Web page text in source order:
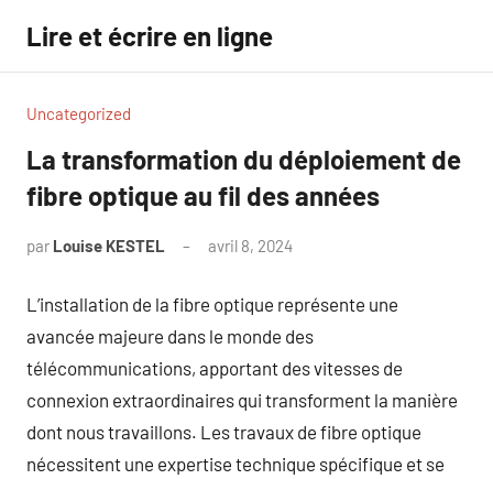
contenu
Lire et écrire en ligne
Uncategorized
La transformation du déploiement de
fibre optique au fil des années
par Louise KESTEL avril 8, 2024
L’installation de la fibre optique représente une
avancée majeure dans le monde des
télécommunications, apportant des vitesses de
connexion extraordinaires qui transforment la manière
dont nous travaillons. Les travaux de fibre optique
nécessitent une expertise technique spécifique et se